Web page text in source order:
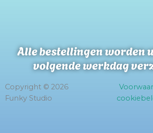
Alle bestellingen worden
volgende werkdag
Copyright © 2026
Funky Studio